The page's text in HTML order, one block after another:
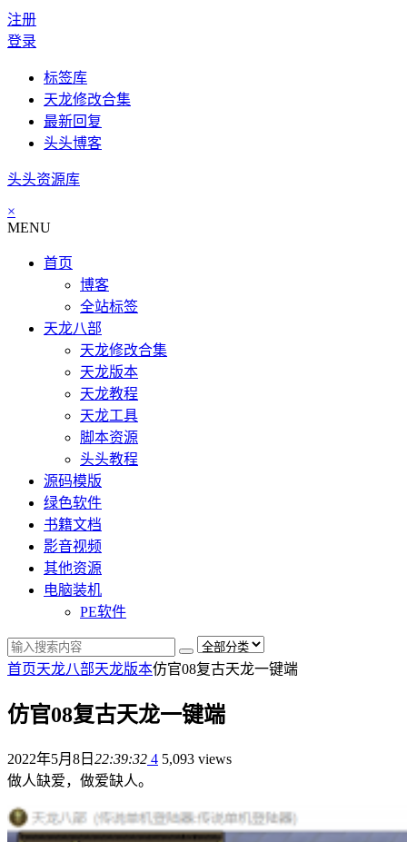
注册
登录
标签库
天龙修改合集
最新回复
头头博客
头头资源库
×
MENU
首页
博客
全站标签
天龙八部
天龙修改合集
天龙版本
天龙教程
天龙工具
脚本资源
头头教程
源码模版
绿色软件
书籍文档
影音视频
其他资源
电脑装机
PE软件
首页天龙八部天龙版本仿官08复古天龙一键端
仿官08复古天龙一键端
2022年5月8日 22:39:32 4 5,093 views
做人缺爱，做爱缺人。